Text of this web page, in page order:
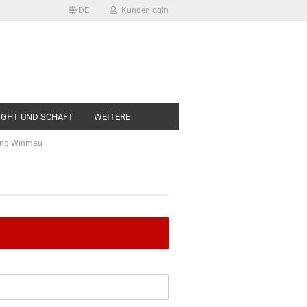
DE Kundenlogin
UND SCHAFT WEITERE
Winmau